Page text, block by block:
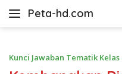
Peta-hd.com
Kumpulan
HD
Kunci Jawaban Tematik Kelas